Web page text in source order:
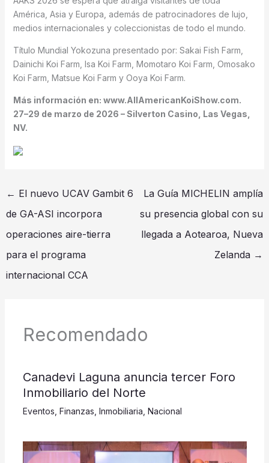
América, Asia y Europa, además de patrocinadores de lujo,
medios internacionales y coleccionistas de todo el mundo.
Título Mundial Yokozuna presentado por: Sakai Fish Farm,
Dainichi Koi Farm, Isa Koi Farm, Momotaro Koi Farm, Omosako
Koi Farm, Matsue Koi Farm y Ooya Koi Farm.
Más información en: www.AllAmericanKoiShow.com.
27–29 de marzo de 2026 – Silverton Casino, Las Vegas,
NV.
← El nuevo UCAV Gambit 6
de GA-ASI incorpora
operaciones aire-tierra
para el programa
internacional CCA
La Guía MICHELIN amplía
su presencia global con su
llegada a Aotearoa, Nueva
Zelanda →
Recomendado
Canadevi Laguna anuncia tercer Foro
Inmobiliario del Norte
Eventos Finanzas Inmobiliaria Nacional